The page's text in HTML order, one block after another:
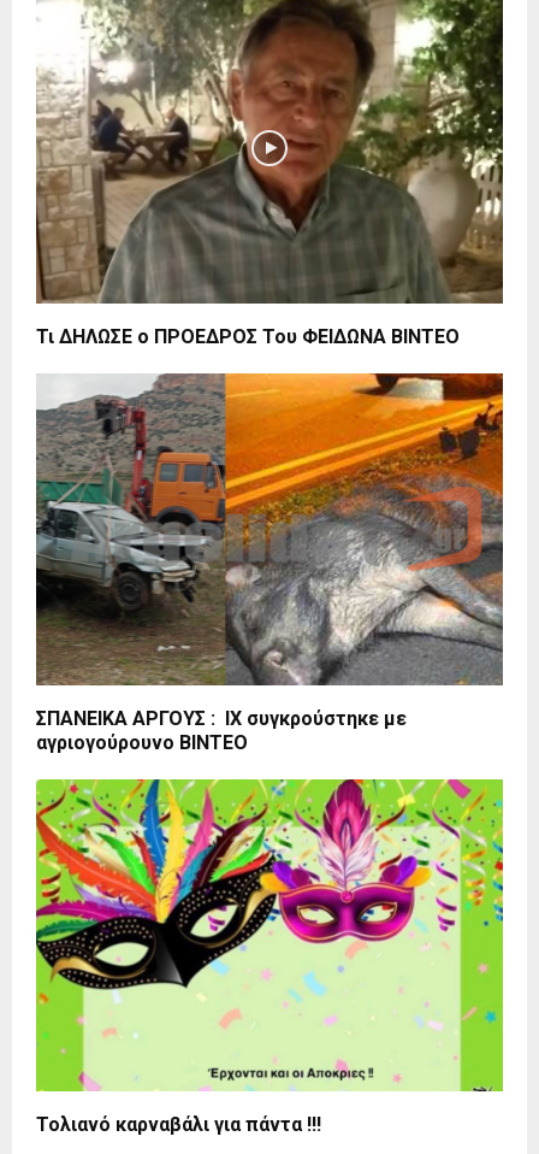
Τι ΔΗΛΩΣΕ ο ΠΡΟΕΔΡΟΣ Του ΦΕΙΔΩΝΑ ΒΙΝΤΕΟ
ΣΠΑΝΕΙΚΑ ΑΡΓΟΥΣ : ΙΧ συγκρούστηκε με
αγριογούρουνο ΒΙΝΤΕΟ
Τολιανό καρναβάλι για πάντα !!!